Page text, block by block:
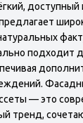
доступный
подходит
— это
тренд,